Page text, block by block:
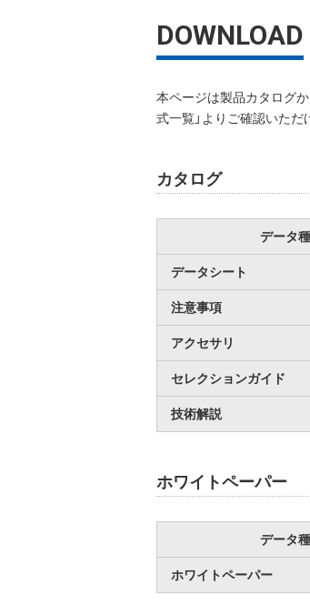
DOWNLOAD
本ページは製品カタログ
式一覧」よりご確認いただ
カタログ
データ
データシート
注意事項
アクセサリ
セレクションガイド
技術解説
ホワイトペーパー
データ
ホワイトペーパー